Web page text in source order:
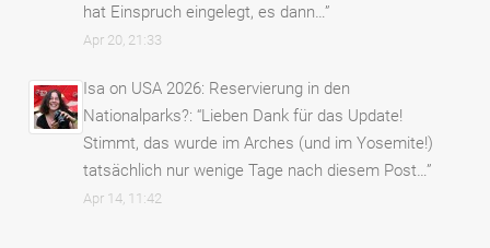
hat Einspruch eingelegt, es dann…”
Apr 20, 21:33
Isa on USA 2026: Reservierung in den
Nationalparks?: “Lieben Dank für das Update!
Stimmt, das wurde im Arches (und im Yosemite!)
tatsächlich nur wenige Tage nach diesem Post…”
Apr 14, 11:42